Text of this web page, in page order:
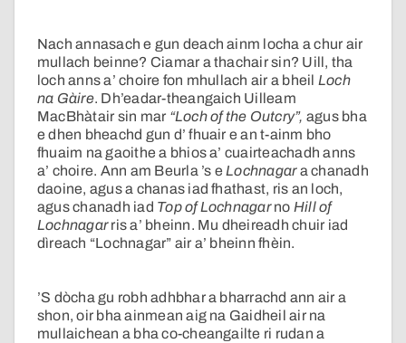
Nach annasach e gun deach ainm locha a chur air
mullach beinne? Ciamar a thachair sin? Uill, tha
loch anns a’ choire fon mhullach air a bheil Loch
na Gàire. Dh’eadar-theangaich Uilleam
MacBhàtair sin mar “Loch of the Outcry”, agus bha
e dhen bheachd gun d’ fhuair e an t-ainm bho
fhuaim na gaoithe a bhios a’ cuairteachadh anns
a’ choire. Ann am Beurla ’s eLochnagara chanadh
daoine, agus a chanas iad fhathast, ris an loch,
agus chanadh iad Top of Lochnagarno Hill of
Lochnagarris a’ bheinn. Mu dheireadh chuir iad
dìreach “Lochnagar” air a’ bheinn fhèin.
’S dòcha gu robh adhbhar a bharrachd ann air a
shon, oir bha ainmean aig na Gaidheil air na
mullaichean a bha co-cheangailte ri rudan a